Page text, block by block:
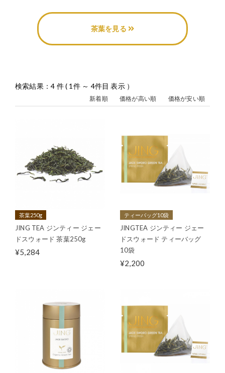
茶葉を見る
検索結果：4 件 ( 1件 ～ 4件目 表示 ）
新着順 価格が高い順 価格が安い順
茶葉250g
JING TEA ジンティー ジェー
ドスウォード 茶葉250g
¥5,284
ティーバッグ10袋
JINGTEA ジンティー ジェー
ドスウォード ティーバッグ
10袋
¥2,200